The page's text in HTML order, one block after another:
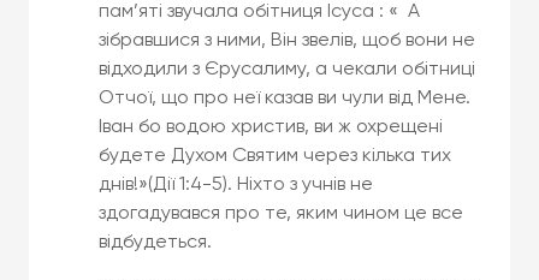
пам’яті звучала обітниця Ісуса : « А
зібравшися з ними, Він звелів, щоб вони не
відходили з Єрусалиму, а чекали обітниці
Отчої, що про неї казав ви чули від Мене.
Іван бо водою христив, ви ж охрещені
будете Духом Святим через кілька тих
днів!»(Дії 1:4-5). Ніхто з учнів не
здогадувався про те, яким чином це все
відбудеться.